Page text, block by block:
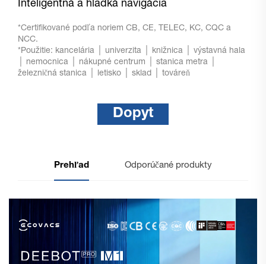
Inteligentná a hladká navigácia
*Certifikované podľa noriem CB, CE, TELEC, KC, CQC a
NCC.
*Použitie: kancelária │ univerzita │ knižnica │ výstavná hala
│ nemocnica │ nákupné centrum │ stanica metra │
železničná stanica │ letisko │ sklad │ továreň
Dopyt
Prehľad Odporúčané produkty